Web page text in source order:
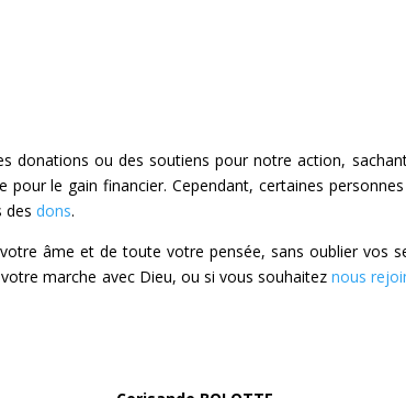
donations ou des soutiens pour notre action,
le gain financier. Cependant, certaines
desdons.
âme et de toute votre pensée, sans oublier vos
marche avec Dieu, ou si vous souhaiteznous